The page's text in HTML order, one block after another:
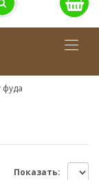
фуда
Показать: